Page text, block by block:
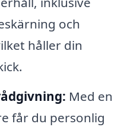
och
håller din
Med en
får du personlig